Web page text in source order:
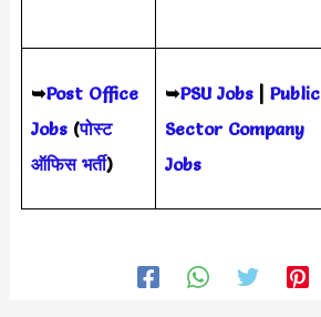
➥Post Office
Jobs(पोस्ट
ऑफिस भर्ती)
➥PSU Jobs| Public
Sector Company
Jobs